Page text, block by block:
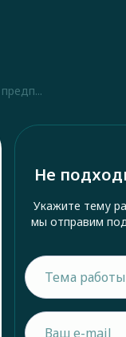
Не
Укажите тему
мы отправим